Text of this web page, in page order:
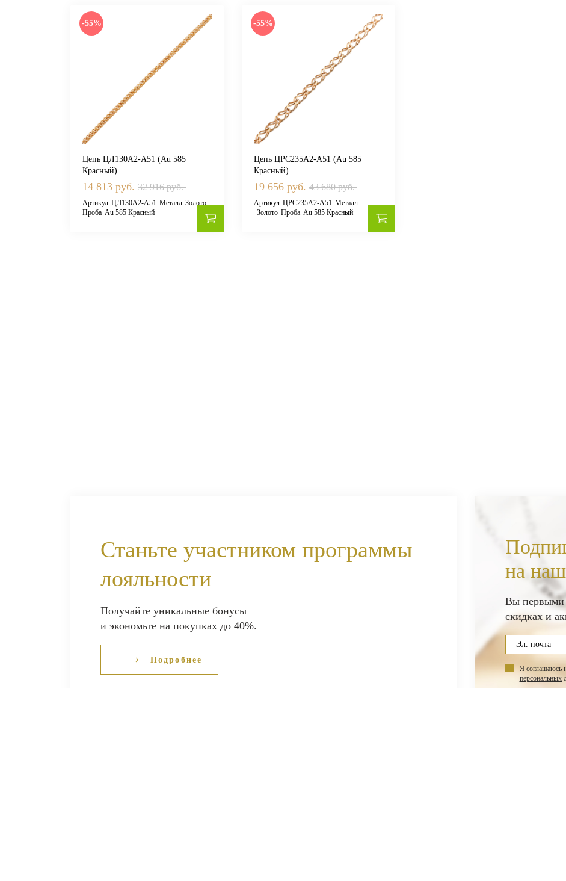
-55%
Цепь ЦЛ130А2-А51 (Au 585
Красный)
14 813 руб. 32 916 руб.
Артикул ЦЛ130А2-А51 Металл Золото
Проба Au 585 Красный
-55%
Цепь ЦРС235А2-А51 (Au 585
Красный)
19 656 руб. 43 680 руб.
Артикул ЦРС235А2-А51 Металл
Золото Проба Au 585 Красный
Станьте участником программы
лояльности
Получайте уникальные бонусы
и экономьте на покупках до 40%.
Подробнее
на
Вы первыми
скидках и
Я соглашаюсь
персональных